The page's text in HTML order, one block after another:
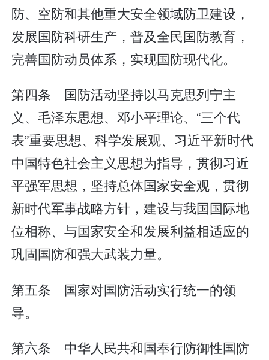
防、空防和其他重大安全领域防卫建设，
发展国防科研生产，普及全民国防教育，
完善国防动员体系，实现国防现代化。
第四条 国防活动坚持以马克思列宁主
义、毛泽东思想、邓小平理论、“三个代
表”重要思想、科学发展观、习近平新时代
中国特色社会主义思想为指导，贯彻习近
平强军思想，坚持总体国家安全观，贯彻
新时代军事战略方针，建设与我国国际地
位相称、与国家安全和发展利益相适应的
巩固国防和强大武装力量。
第五条 国家对国防活动实行统一的领
导。
第六条 中华人民共和国奉行防御性国防